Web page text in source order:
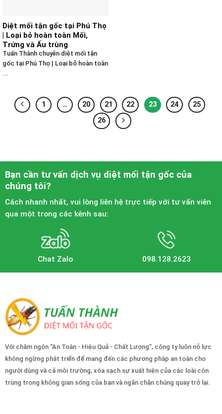
Diệt mối tận gốc tại Phú Thọ
| Loại bỏ hoàn toàn Mối,
Trứng và Ấu trùng
Tuấn Thành chuyên diệt mối tận
gốc tại Phú Thọ | Loại bỏ hoàn toàn
...
1 … 20 21 22 23 24
25
26
Bạn cần tư vấn dịch vụ diệt mối tận gốc của
chúng tôi?
Cách nhanh nhất, vui lòng liên hệ trực tiếp với tư vấn viên
qua một trong các kênh sau:
Chat Zalo 098.128.2623
Với châm ngôn “An Toàn - Hiệu Quả - Chất Lượng”, công ty luôn nỗ lực
không ngừng phát triển để mang đến các phương pháp an toàn cho
người dùng và cả môi trường, xóa sạch sự xuất hiện của các loài côn
trùng trong không gian sống của bạn và ngăn chặn chúng quay trở lại.